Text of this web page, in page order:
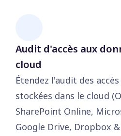
Audit d'accès aux
cloud
Étendez l'audit des
stockées dans le cloud
SharePoint Online,
Google Drive, Dropbox